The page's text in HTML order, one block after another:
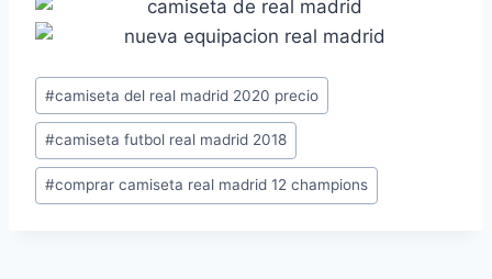
Etiquetas
de
la
entrada:
#camiseta del real madrid 2020 precio
#camiseta futbol real madrid 2018
#comprar camiseta real madrid 12 champions